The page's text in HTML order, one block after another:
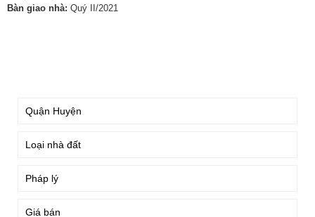
Bàn giao nhà: Quý II/2021